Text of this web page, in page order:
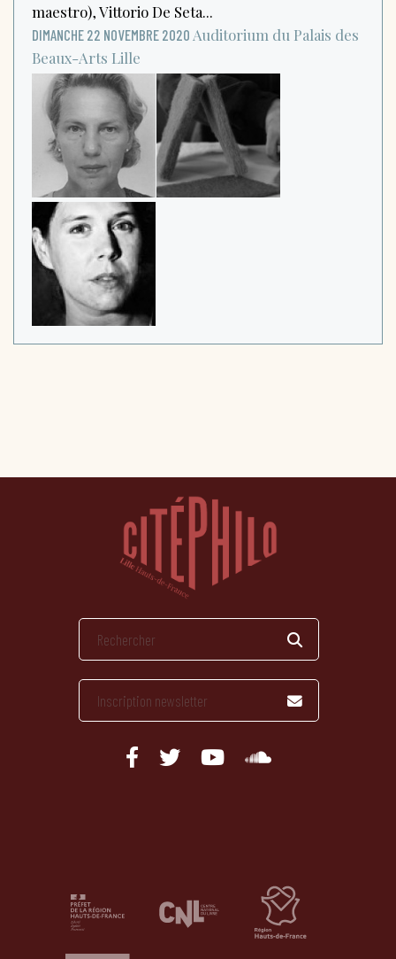
maestro), Vittorio De Seta...
DIMANCHE 22 NOVEMBRE 2020 Auditorium du Palais des
Beaux-Arts Lille